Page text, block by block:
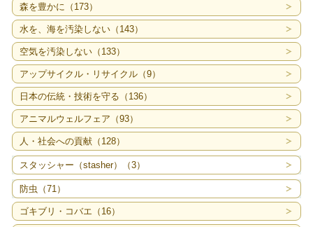
森を豊かに（173）
水を、海を汚染しない（143）
空気を汚染しない（133）
アップサイクル・リサイクル（9）
日本の伝統・技術を守る（136）
アニマルウェルフェア（93）
人・社会への貢献（128）
スタッシャー（stasher）（3）
防虫（71）
ゴキブリ・コバエ（16）